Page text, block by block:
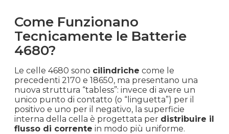
Come Funzionano
Tecnicamente le Batterie
4680?
Le celle 4680 sono cilindriche come le
precedenti 2170 e 18650, ma presentano una
nuova struttura “tabless”: invece di avere un
unico punto di contatto (o “linguetta”) per il
positivo e uno per il negativo, la superficie
interna della cella è progettata per distribuire il
flusso di corrente in modo più uniforme.